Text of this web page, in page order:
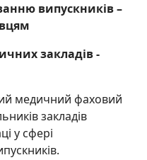
випускників –
закладів -
медичний фаховий
закладів
у сфері